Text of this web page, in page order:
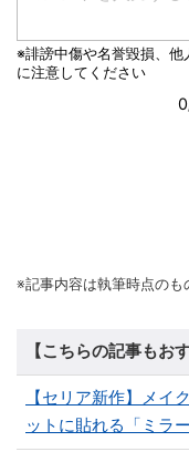
※記事内容は執筆時点のも
【こちらの記事もお
【セリア新作】メイ
ットに貼れる「ミラ